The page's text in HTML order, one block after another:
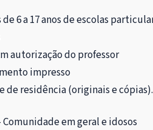
6 a 17 anos de escolas
autorização do professor
impresso
de residência (originais e cópias).
Comunidade em geral e idosos